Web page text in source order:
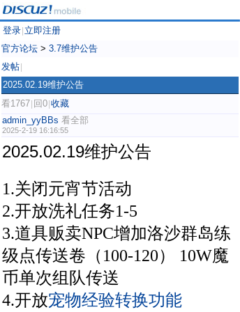
登录 立即注册
官方论坛 > 3.7维护公告
发帖
2025.02.19维护公告
看1767 回0 收藏
admin_yyBBs 看全部
2025-2-19 16:16:55
2025.02.19维护公告
1.关闭元宵节活动
2.开放洗礼任务1-5
3.道具贩卖NPC增加洛沙群岛练
级点传送卷（100-120） 10W魔
币单次组队传送
4.开放宠物经验转换功能